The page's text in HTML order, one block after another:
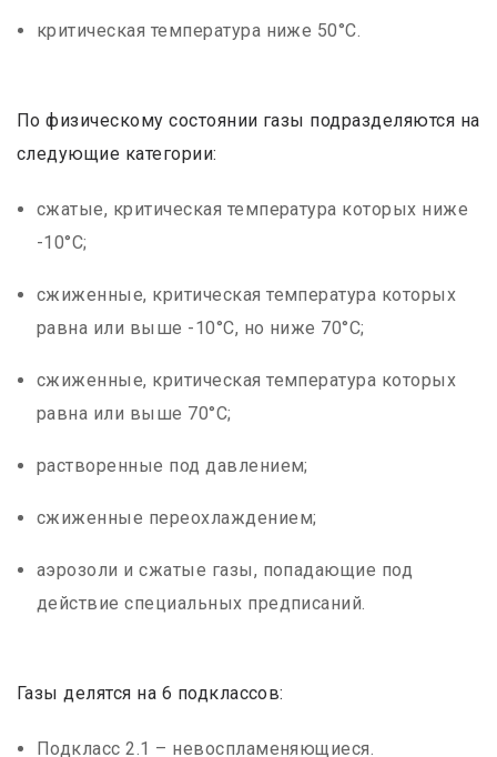
критическая температура ниже 50°С.
По физическому состоянии газы подразделяются на
следующие категории:
сжатые, критическая температура которых ниже
-10°С;
сжиженные, критическая температура которых
равна или выше -10°С, но ниже 70°С;
сжиженные, критическая температура которых
равна или выше 70°С;
растворенные под давлением;
сжиженные переохлаждением;
аэрозоли и сжатые газы, попадающие под
действие специальных предписаний.
Газы делятся на 6 подклассов:
Подкласс 2.1 – невоспламеняющиеся.